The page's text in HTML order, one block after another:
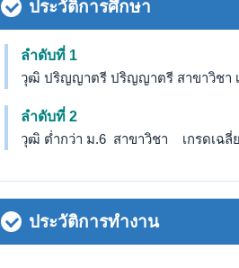
ประวัติการศึกษา
ลำดับที่ 1
วุฒิ ปริญญาตรี ปริญญาตรี สาขาวิชา เ
ลำดับที่ 2
วุฒิ ต่ำกว่า ม.6 สาขาวิชา เกรดเฉลี่
ประวัติการทำงาน